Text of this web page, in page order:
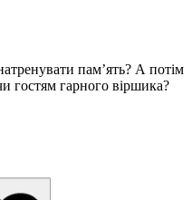
пам’ять? А потім
гостям гарного віршика?